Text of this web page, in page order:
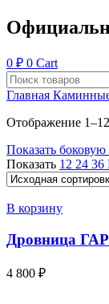
0 ₽ 0 Cart
Главная
Отображение
Показать боковую
Показать 12 24 36
В корзину
Дровница
4 800 ₽